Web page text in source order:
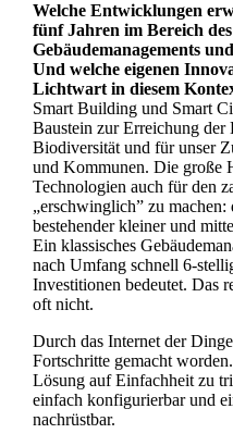
Welche Entwicklungen
fünf Jahren im Bereich
Gebäudemanagements
Und welche eigenen
Lichtwart in diesem
Smart Building und Smart
Baustein zur Erreichung
Biodiversität und für unser
und Kommunen. Die große
Technologien auch für den
„erschwinglich” zu
bestehender kleiner und
Ein klassisches
nach Umfang schnell 6-
Investitionen bedeutet. Das
oft nicht.
Durch das Internet der
Fortschritte gemacht
Lösung auf Einfachheit zu
einfach konfigurierbar und
nachrüstbar.